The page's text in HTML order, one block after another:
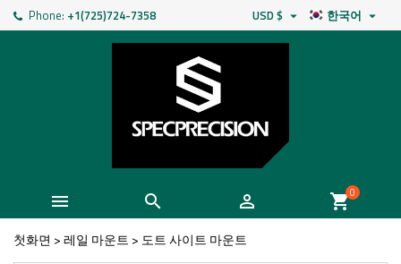
Phone: +1(725)724-7358 한국어 
USD $ 
   shopping_cart0
첫화면 >레일 마운트 > 도트 사이트 마운트